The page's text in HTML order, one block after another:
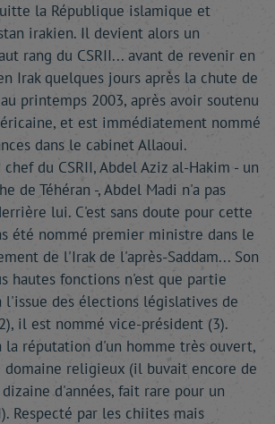
la République islamique et
irakien. Il devient alors un
rang du CSRII... avant de revenir en
Irak quelques jours après la chute de
printemps 2003, après avoir soutenu
et est immédiatement nommé
dans le cabinet Allaoui.
du CSRII, Abdel Aziz al-Hakim - un
de Téhéran -, Abdel Madi n'a pas
lui. C'est sans doute pour cette
été nommé premier ministre dans le
de l'Irak de l'après-Saddam... Son
hautes fonctions n'est que partie
l'issue des élections législatives de
il est nommé vice-président (3).
la réputation d'un homme très ouvert,
domaine religieux (il buvait encore de
d'années, fait rare pour un
Respecté par les chiites mais